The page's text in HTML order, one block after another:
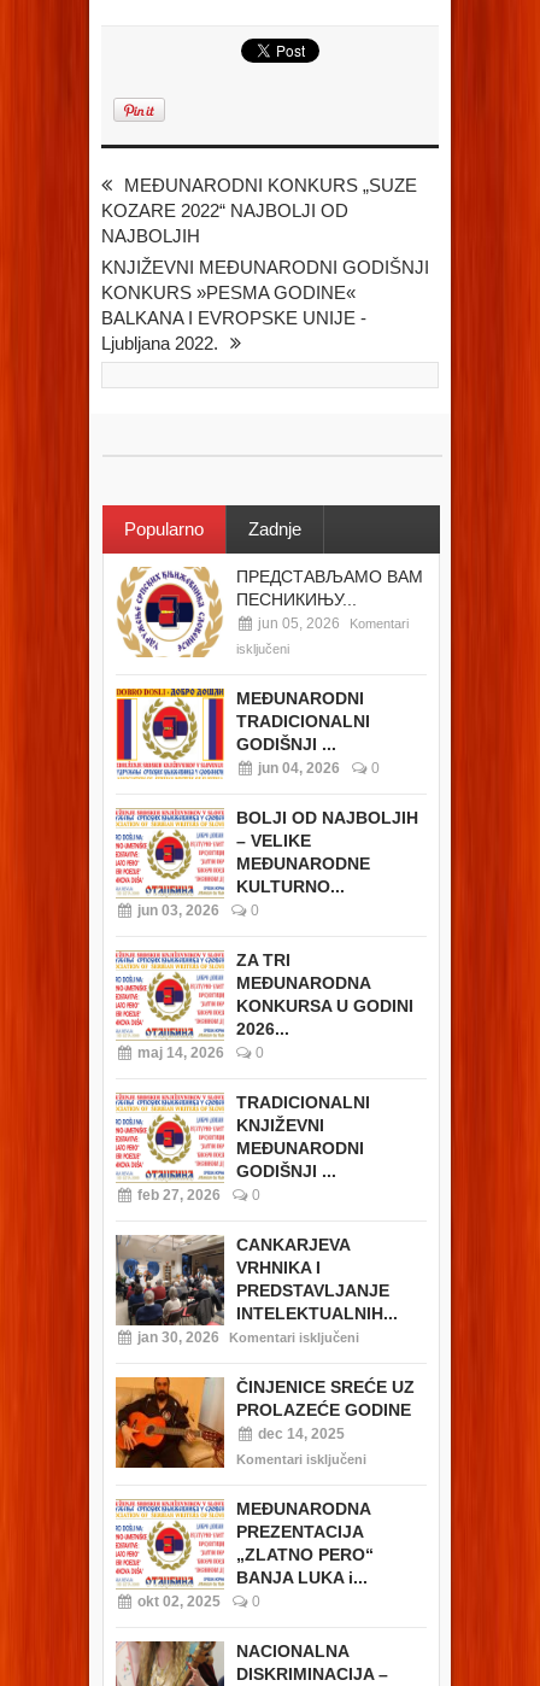
MEĐUNARODNI KONKURS „SUZE
KOZARE 2022“ NAJBOLJI OD
NAJBOLJIH
KNJIŽEVNI MEĐUNARODNI GODIŠNJI
KONKURS »PESMA GODINE«
BALKANA I EVROPSKE UNIJE -
Ljubljana 2022.
Popularno Zadnje
ПРЕДСТАВЉАМО ВАМ
ПЕСНИКИЊУ...
jun 05, 2026
Komentari
isključeni
MEĐUNARODNI
TRADICIONALNI
GODIŠNJI ...
jun 04, 2026 0
BOLJI OD NAJBOLJIH
– VELIKE
MEĐUNARODNE
KULTURNO...
jun 03, 2026 0
ZA TRI
MEĐUNARODNA
KONKURSA U GODINI
2026...
maj 14, 2026 0
TRADICIONALNI
KNJIŽEVNI
MEĐUNARODNI
GODIŠNJI ...
feb 27, 2026 0
CANKARJEVA
VRHNIKA I
PREDSTAVLJANJE
INTELEKTUALNIH...
jan 30, 2026 Komentari isključeni
ČINJENICE SREĆE UZ
PROLAZEĆE GODINE
dec 14, 2025
Komentari isključeni
MEĐUNARODNA
PREZENTACIJA
„ZLATNO PERO“
BANJA LUKA i...
okt 02, 2025 0
NACIONALNA
DISKRIMINACIJA –